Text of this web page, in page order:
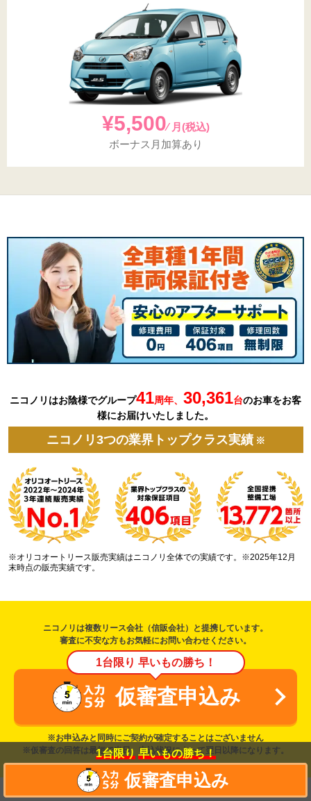
¥5,500⁄ 月(税込)
ボーナス月加算あり
ニコノリはお陰様でグループ41周年、 30,361台のお車をお客
様にお届けいたしました。
ニコノリ3つの業界トップクラス実績 ※
※オリコオートリース販売実績はニコノリ全体での実績です。※2025年12月
末時点の販売実績です。
ニコノリは複数リース会社（信販会社）と提携しています。
審査に不安な方もお気軽にお問い合わせください。
1台限り 早いもの勝ち！
仮審査申込み
※お申込みと同時にご契約が確定することはございません
※仮審査の回答は最短で当日、申込状況によって翌日以降になります。
1台限り 早いもの勝ち！
仮審査申込み
カーリースを探す